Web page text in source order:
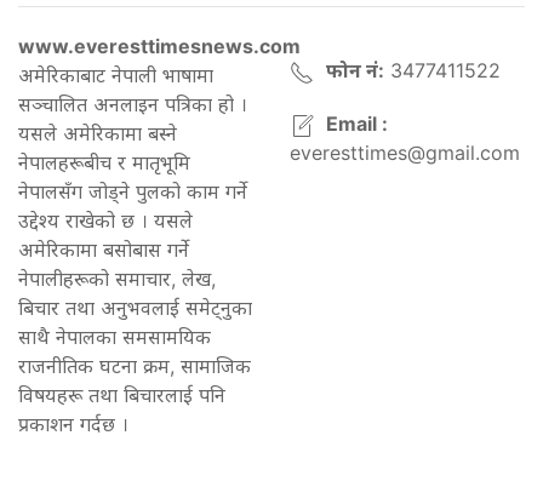
www.everesttimesnews.com
अमेरिकाबाट नेपाली भाषामा
सञ्चालित अनलाइन पत्रिका हो ।
यसले अमेरिकामा बस्ने
नेपालहरूबीच र मातृभूमि
नेपालसँग जोड्ने पुलको काम गर्ने
उद्देश्य राखेको छ । यसले
अमेरिकामा बसोबास गर्ने
नेपालीहरूको समाचार, लेख,
बिचार तथा अनुभवलाई समेट्नुका
साथै नेपालका समसामयिक
राजनीतिक घटना क्रम, सामाजिक
विषयहरू तथा बिचारलाई पनि
प्रकाशन गर्दछ ।
फोन नं: 3477411522
Email :
everesttimes@gmail.com